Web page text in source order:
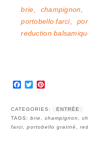
brie, champignon,
portobello farci,
reduction
Facebook
Twitter
CATEGORIES:
ENTRÉE
TAGS:brie ,champignon ,
farci ,portobello gratiné ,